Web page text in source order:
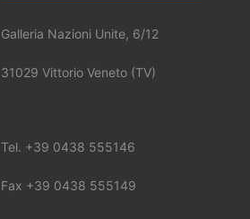
Galleria Nazioni Unite, 6/12
31029 Vittorio Veneto (TV)
Tel. +39 0438 555146
Fax +39 0438 555149